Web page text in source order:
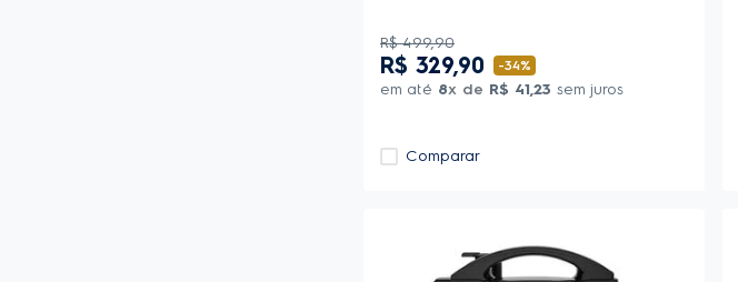
R$ 499,90
R$ 329,90 -34%
em até 8x de R$ 41,23 sem juros
Comparar